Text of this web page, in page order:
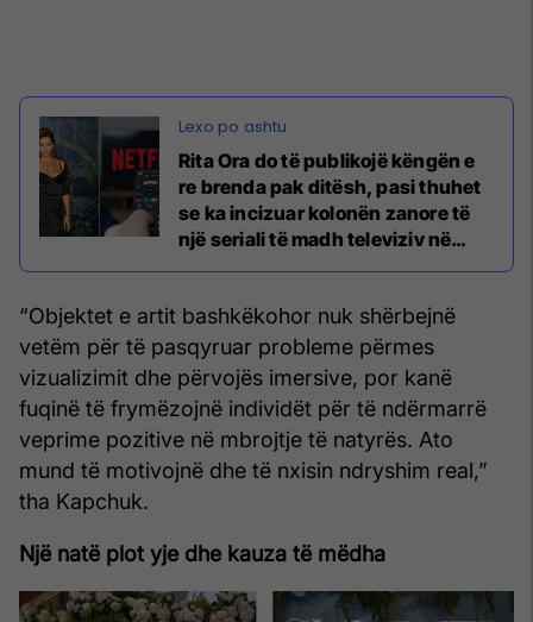
Rita Ora do të publikojë këngën e
re brenda pak ditësh, pasi thuhet
se ka incizuar kolonën zanore të
një seriali të madh televiziv në
“Objektet e artit bashkëkohor nuk shërbejnë
vetëm për të pasqyruar probleme përmes
vizualizimit dhe përvojës imersive, por kanë
fuqinë të frymëzojnë individët për të ndërmarrë
veprime pozitive në mbrojtje të natyrës. Ato
mund të motivojnë dhe të nxisin ndryshim real,”
tha Kapchuk.
Një natë plot yje dhe kauza të mëdha